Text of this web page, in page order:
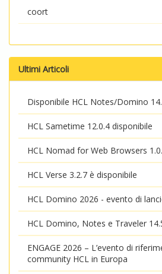
coort
Ultimi Articoli
Disponibile HCL Notes/Domino
HCL Sametime 12.0.4 disponibile
HCL Nomad for Web Browsers
HCL Verse 3.2.7 è disponibile
HCL Domino 2026 - evento di
HCL Domino, Notes e Traveler
ENGAGE 2026 – L’evento di
community HCL in Europa